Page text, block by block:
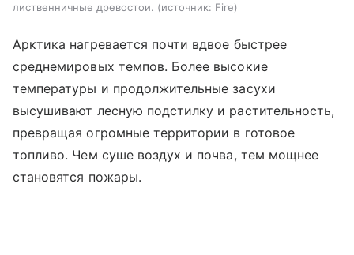
лиственничные древостои. источник: Fire
Арктика нагревается почти вдвое быстрее
среднемировых темпов. Более высокие
температуры и продолжительные засухи
высушивают лесную подстилку и растительность,
превращая огромные территории в готовое
топливо. Чем суше воздух и почва, тем мощнее
становятся пожары.